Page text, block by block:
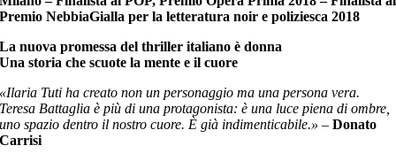
Premio NebbiaGialla per la letteratura noir e poliziesca 2018
La nuova promessa del thriller italiano è donna
Una storia che scuote la mente e il cuore
«Ilaria Tuti ha creato non un personaggio ma una persona vera.
Teresa Battaglia è più di una protagonista: è una luce piena di ombre,
uno spazio dentro il nostro cuore. È già indimenticabile.» –Donato
Carrisi